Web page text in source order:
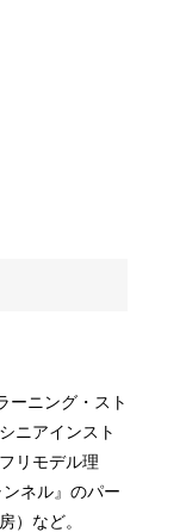
ーニング・スト
ニアインスト
リモデル理
ネル』のパー
）など。